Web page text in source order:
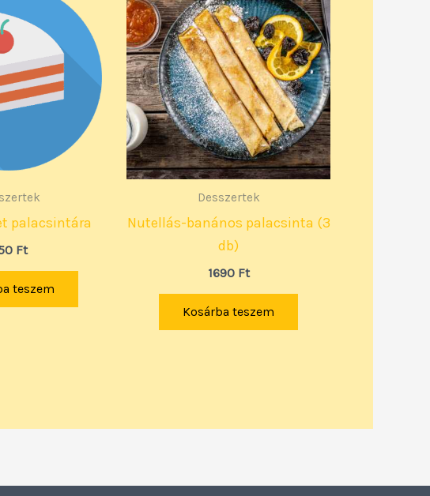
palacsintára
Ft
teszem
Desszertek
Nutellás-banános palacsinta (3
db)
1690 Ft
Kosárba teszem